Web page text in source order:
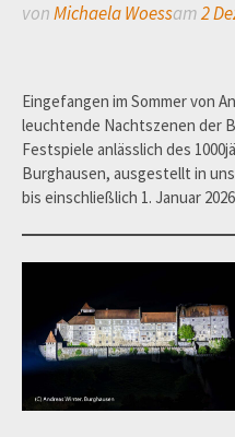
vonMichaela Woessam2
Eingefangen im Sommer von
leuchtende Nachtszenen der
Festspiele anlässlich des
Burghausen, ausgestellt in
bis einschließlich 1. Januar